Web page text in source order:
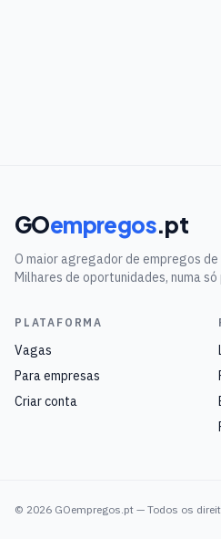
GOempregos.pt
O maior agregador de empregos
Milhares de oportunidades, numa
PLATAFORMA
Vagas
Para empresas
Criar conta
© 2026 GOempregos.pt — Todos os